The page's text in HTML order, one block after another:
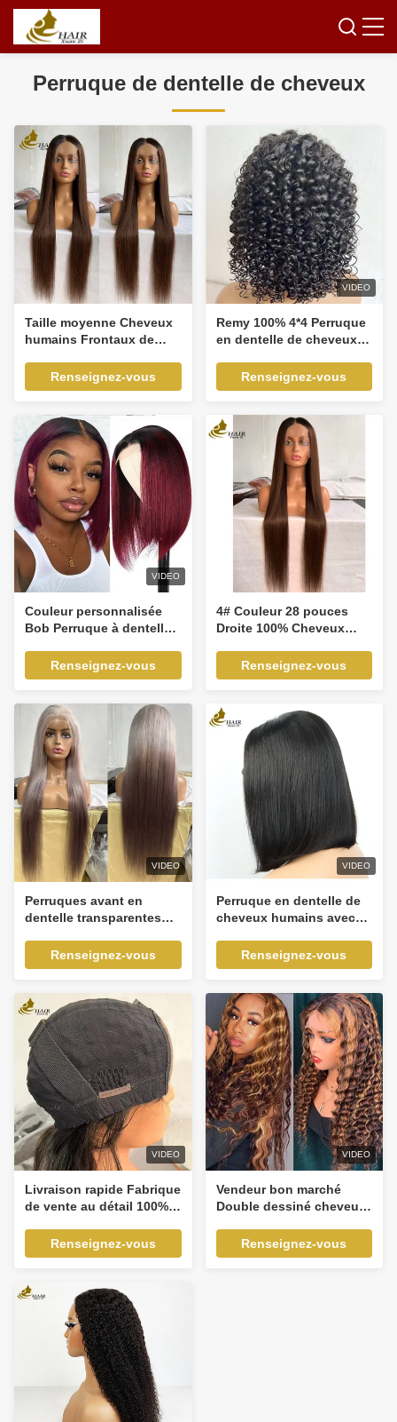
Perruque de dentelle de cheveux
Taille moyenne Cheveux
humains Frontaux de
"-30" Longueur des
cheveux prêts à expédier
Renseignez-vous
VIDEO
Remy 100% 4*4 Perruque
en dentelle de cheveux
naturelle noire Perruque
avant en dentelle
Renseignez-vous
VIDEO
Couleur personnalisée
Bob Perruque à dentelle
humains brésiliens
Perruque à dentelle
Renseignez-vous
4# Couleur 28 pouces
Droite 100% Cheveux
Frontale dentelle
Cheveux humains
Renseignez-vous
VIDEO
Perruques avant en
dentelle transparentes
promotion, lisses, 100%
cheveux humains
dentelle complètes pour
femmes noires
Renseignez-vous
VIDEO
Perruque en dentelle de
cheveux humains avec
humains vierges
brésiliens raides pour
Renseignez-vous
VIDEO
Livraison rapide Fabrique
de vente au détail 100%
naturel cheveux noirs
humains dentelle
Renseignez-vous
VIDEO
Vendeur bon marché
Double dessiné cheveux
droite avant cheveux
humains perruque
Renseignez-vous